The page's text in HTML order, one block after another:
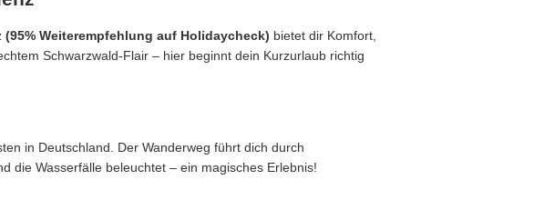
(95% Weiterempfehlung auf Holidaycheck) bietet dir Komfort,
Schwarzwald-Flair – hier beginnt dein Kurzurlaub richtig
in Deutschland. Der Wanderweg führt dich durch
die Wasserfälle beleuchtet – ein magisches Erlebnis!